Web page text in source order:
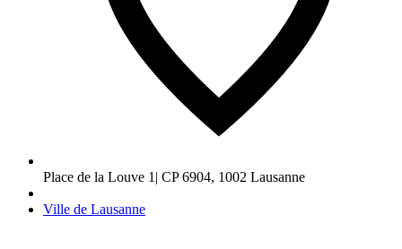
Place de la Louve 1| CP 6904, 1002 Lausanne
Ville de Lausanne